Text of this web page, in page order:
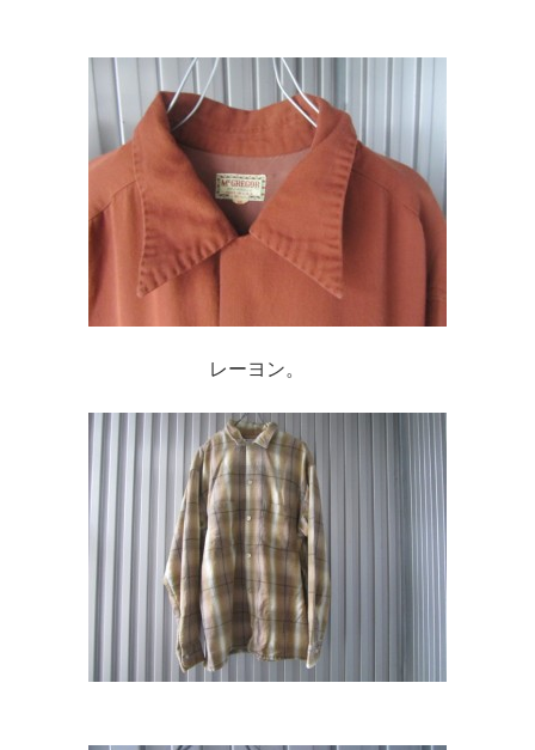
レーヨン。